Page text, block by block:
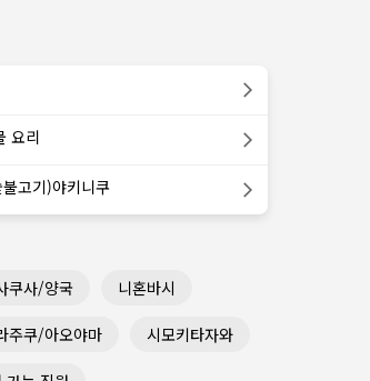
요리
고기)야키니쿠
쿠사/양국 니혼바시
주쿠/아오야마 시모키타자와